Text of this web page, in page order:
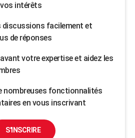
intérêts
discussions facilement et
de réponses
votre expertise et aidez les
nombreuses fonctionnalités
en vous inscrivant
S'INSCRIRE